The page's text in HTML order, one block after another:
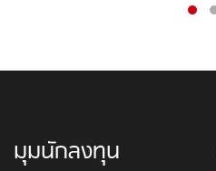
มุมนักลงทุน